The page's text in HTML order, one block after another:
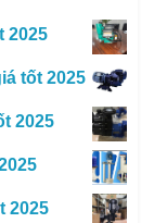
2025
tốt 2025
2025
2025